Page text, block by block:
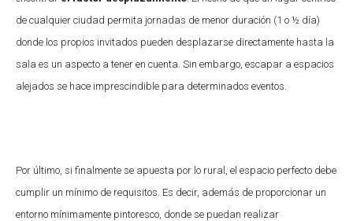
de cualquier ciudad permita jornadas de menor duración (1 o ½ día)
donde los propios invitados pueden desplazarse directamente hasta la
sala es un aspecto a tener en cuenta. Sin embargo, escapar a espacios
alejados se hace imprescindible para determinados eventos.
Por último, si finalmente se apuesta por lo rural, el espacio perfecto debe
cumplir un mínimo de requisitos. Es decir, además de proporcionar un
entorno mínimamente pintoresco, donde se puedan realizar